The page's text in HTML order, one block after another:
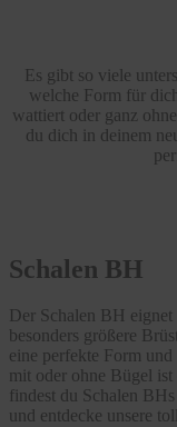
Es gibt so viele
welche Form für
wattiert oder ganz
du dich in deinem
Schalen BH
Der Schalen BH
besonders größere
eine perfekte Form
mit oder ohne Bügel
findest du Schalen
und entdecke unsere